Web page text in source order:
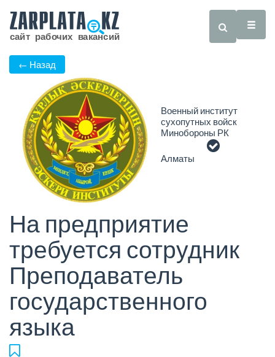
← Назад
Военный институт
сухопутных войск
Минобороны РК
Алматы
На предприятие
требуется сотрудник
Преподаватель
государственного
языка